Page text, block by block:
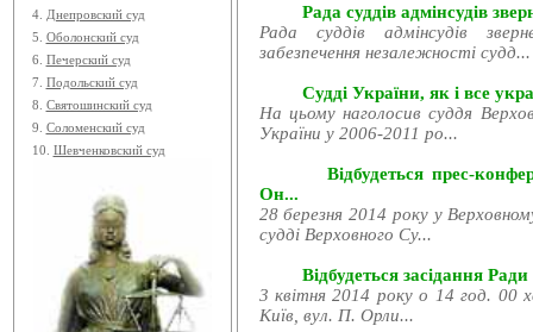
4. Днепровский суд
5. Оболонский суд
6. Печерский суд
7. Подольский суд
8. Святошинский суд
9. Соломенский суд
10. Шевченковский суд
Рада суддів адмінсудів
Рада суддів адмінсудів
забезпечення незалежності судд...
Судді України, як і все
На цьому наголосив суддя
України у 2006-2011 ро...
Відбудеться прес-
Он...
28 березня 2014 року у
судді Верховного Су...
Відбудеться засідання
3 квітня 2014 року о 14 год. 00
Київ, вул. П. Орли...